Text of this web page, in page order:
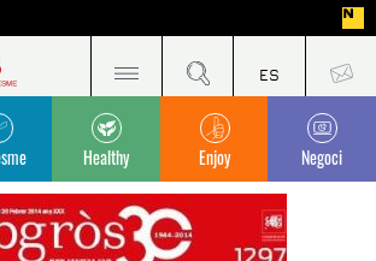
Healthy Enjoy Negoci